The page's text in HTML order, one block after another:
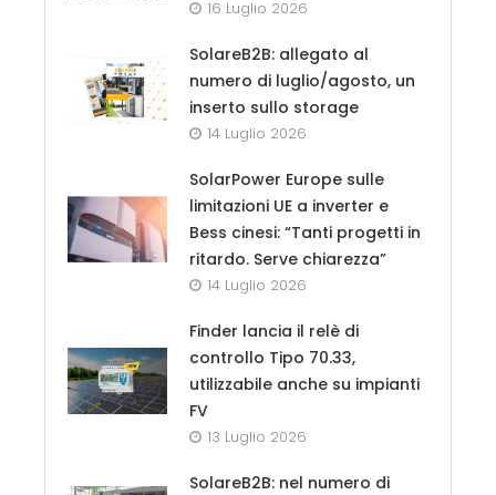
16 Luglio 2026
SolareB2B: allegato al
numero di luglio/agosto, un
inserto sullo storage
14 Luglio 2026
SolarPower Europe sulle
limitazioni UE a inverter e
Bess cinesi: “Tanti progetti in
ritardo. Serve chiarezza”
14 Luglio 2026
Finder lancia il relè di
controllo Tipo 70.33,
utilizzabile anche su impianti
FV
13 Luglio 2026
SolareB2B: nel numero di